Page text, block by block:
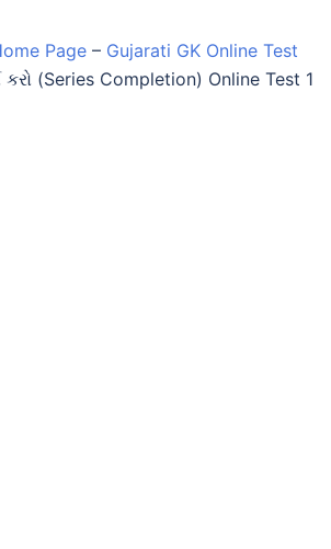
Page – Gujarati GK Online Test
કરો (Series Completion) Online Test 1